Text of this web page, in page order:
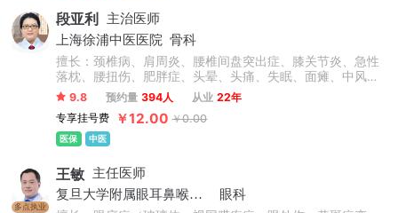
段亚利 主治医师
上海徐浦中医医院 骨科
擅长：颈椎病、肩周炎、腰椎间盘突出症、膝关节炎、急性
落枕、腰扭伤、肥胖症、头晕、头痛、失眠、面瘫、中风偏
瘫后遗症、脊柱侧弯、高低肩、长短腿、骨盆倾斜、上下交
叉综合症、强直性脊柱炎、颈肩腰腿疼痛类疾病及脊柱健康
管理等相关疾病。
9.8 预约量 394人 从业 22年
专享挂号费
￥12.00 ￥0.00
医保 中医
多点执业
王敏 主任医师
复旦大学附属眼耳鼻喉科医院
眼科